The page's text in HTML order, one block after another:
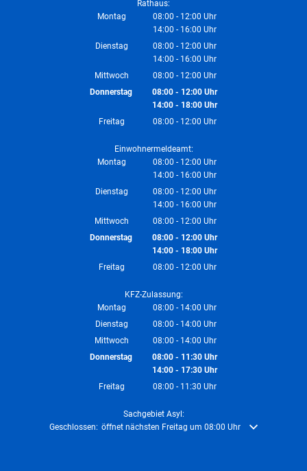
Rathaus:
Montag
08:00 - 12:00 Uhr
Von 08:00 bis 12:00 Uhr
14:00 - 16:00 Uhr
Von 14:00 bis 16:00 Uhr
Dienstag 08:00 - 12:00 Uhr
Von 08:00 bis 12:00 Uhr
14:00 - 16:00 Uhr
Von 14:00 bis 16:00 Uhr
Mittwoch 08:00 - 12:00 Uhr
Von 08:00 bis 12:00 Uhr
Donnerstag 08:00- 12:00Uhr
Von 08:00 bis 12:00 Uhr
14:00- 18:00Uhr
Von 14:00 bis 18:00 Uhr
Freitag 08:00 - 12:00 Uhr
Einwohnermeldeamt:
Montag
08:00 - 12:00 Uhr
Von 08:00 bis 12:00 Uhr
14:00 - 16:00 Uhr
Von 14:00 bis 16:00 Uhr
Dienstag 08:00 - 12:00 Uhr
Von 08:00 bis 12:00 Uhr
14:00 - 16:00 Uhr
Von 14:00 bis 16:00 Uhr
Mittwoch 08:00 - 12:00 Uhr
Von 08:00 bis 12:00 Uhr
Donnerstag 08:00- 12:00Uhr
Von 08:00 bis 12:00 Uhr
14:00- 18:00Uhr
Von 14:00 bis 18:00 Uhr
Freitag 08:00 - 12:00 Uhr
KFZ-Zulassung:
Montag
08:00 - 14:00 Uhr
Von 08:00 bis 14:00 Uhr
Dienstag 08:00 - 14:00 Uhr
Von 08:00 bis 14:00 Uhr
Mittwoch 08:00 - 14:00 Uhr
Von 08:00 bis 14:00 Uhr
Donnerstag 08:00- 11:30Uhr
Von 08:00 bis 11:30 Uhr
14:00- 17:30Uhr
Von 14:00 bis 17:30 Uhr
Freitag 08:00 - 11:30 Uhr
Sachgebiet Asyl:
Klicken, um weitere Öffnungs- oder Schließzeiten auszublenden
Geschlossen: öffnet nächsten Freitag um 08:00 Uhr